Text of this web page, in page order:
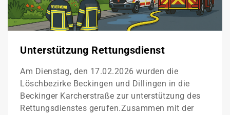
Unterstützung Rettungsdienst
Am Dienstag, den 17.02.2026 wurden die
Löschbezirke Beckingen und Dillingen in die
Beckinger Karcherstraße zur unterstützung des
Rettungsdienstes gerufen.Zusammen mit der